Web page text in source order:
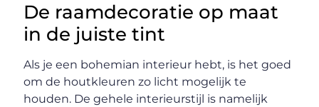
De raamdecoratie op maat
in de juiste tint
Als je een bohemian interieur hebt, is het goed
om de houtkleuren zo licht mogelijk te
houden. De gehele interieurstijl is namelijk